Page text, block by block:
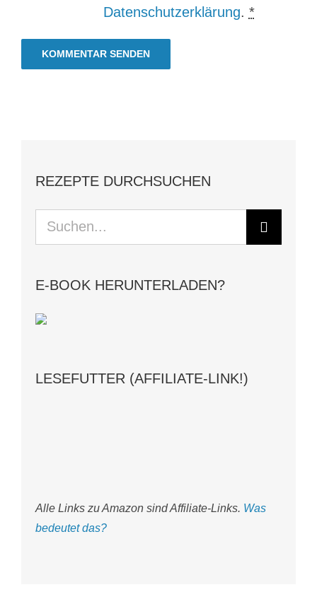
Datenschutzerklärung. *
REZEPTE DURCHSUCHEN
Suche
nach:
E-BOOK HERUNTERLADEN?
LESEFUTTER (AFFILIATE-LINK!)
Alle Links zu Amazon sind Affiliate-Links. Was
bedeutet das?